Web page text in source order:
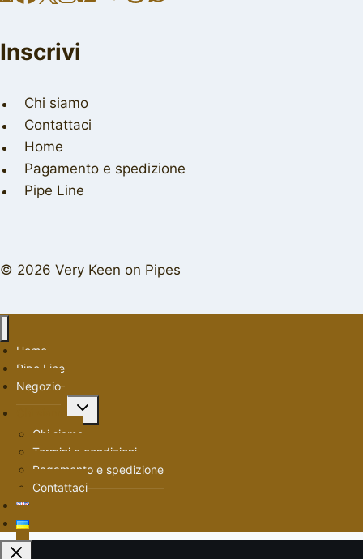
Inscrivi
Chi siamo
Contattaci
Home
Pagamento e spedizione
Pipe Line
© 2026 Very Keen on Pipes
Home
Pipe Line
Negozio
Alterna
menu
Chi siamo
Termini e condizioni
Pagamento e spedizione
Contattaci